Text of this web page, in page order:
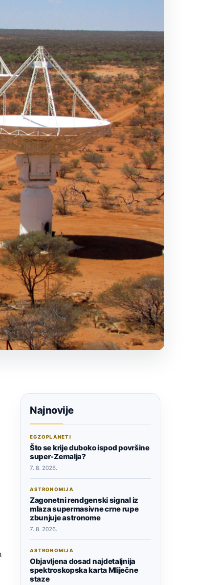
Najnovije
EGZOPLANETI
Što se krije duboko ispod površine
super-Zemalja?
7. 8. 2026.
ASTRONOMIJA
Zagonetni rendgenski signal iz
mlaza supermasivne crne rupe
zbunjuje astronome
7. 8. 2026.
ASTRONOMIJA
Objavljena dosad najdetaljnija
spektroskopska karta Mliječne
staze